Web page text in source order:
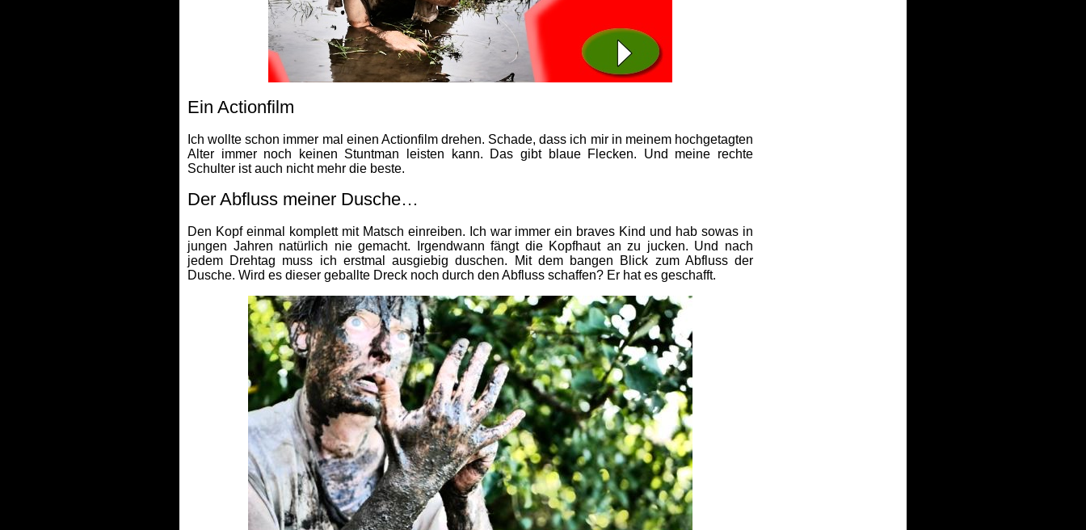
Ein Actionfilm
Ich wollte schon immer mal einen Actionfilm drehen. Schade, dass ich mir in meinem hochgetagten
Alter immer noch keinen Stuntman leisten kann. Das gibt blaue Flecken. Und meine rechte
Schulter ist auch nicht mehr die beste.
Der Abfluss meiner Dusche…
Den Kopf einmal komplett mit Matsch einreiben. Ich war immer ein braves Kind und hab sowas in
jungen Jahren natürlich nie gemacht. Irgendwann fängt die Kopfhaut an zu jucken. Und nach
jedem Drehtag muss ich erstmal ausgiebig duschen. Mit dem bangen Blick zum Abfluss der
Dusche. Wird es dieser geballte Dreck noch durch den Abfluss schaffen? Er hat es geschafft.